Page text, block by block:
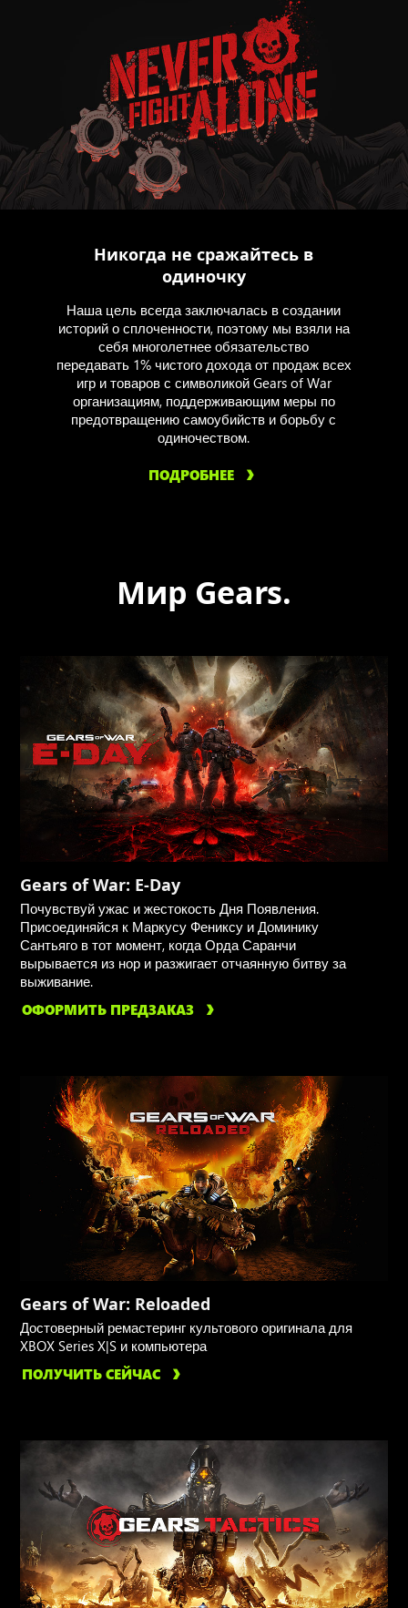
Никогда не сражайтесь в
одиночку
Наша цель всегда заключалась в создании
историй о сплоченности, поэтому мы взяли на
себя многолетнее обязательство
передавать 1% чистого дохода от продаж всех
игр и товаров с символикой Gears of War
организациям, поддерживающим меры по
предотвращению самоубийств и борьбу с
одиночеством.
ПОДРОБНЕЕ
Мир Gears.
Gears of War: E-Day
Почувствуй ужас и жестокость Дня Появления.
Присоединяйся к Маркусу Фениксу и Доминику
Сантьяго в тот момент, когда Орда Саранчи
вырывается из нор и разжигает отчаянную битву за
выживание.
ОФОРМИТЬ ПРЕДЗАКАЗ
Gears of War: Reloaded
Достоверный ремастеринг культового оригинала для
XBOX Series X|S и компьютера
ПОЛУЧИТЬ СЕЙЧАС